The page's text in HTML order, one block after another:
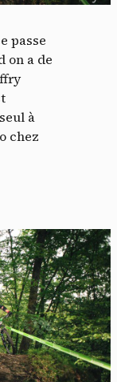
passe
on a de
à
chez